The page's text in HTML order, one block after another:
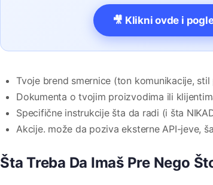
🎥 Klikni ovde i
Tvoje brend smernice (ton komunikacije, stil
Dokumenta o tvojim proizvodima ili
Specifične instrukcije šta da radi (i šta
Akcije. može da poziva eksterne API-jeve,
Šta Treba Da Imaš Pre Nego